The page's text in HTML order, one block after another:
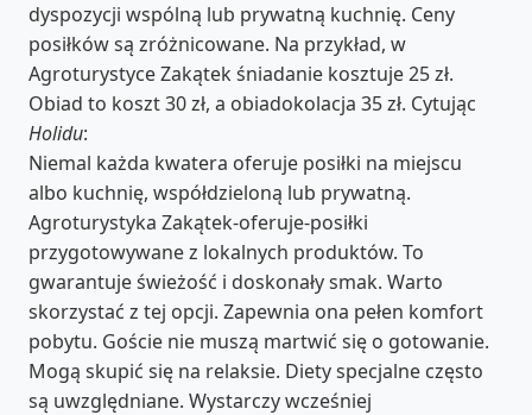
dyspozycji wspólną lub prywatną kuchnię. Ceny
posiłków są zróżnicowane. Na przykład, w
Agroturystyce Zakątek śniadanie kosztuje 25 zł.
Obiad to koszt 30 zł, a obiadokolacja 35 zł. Cytując
Holidu:
Niemal każda kwatera oferuje posiłki na miejscu
albo kuchnię, współdzieloną lub prywatną.
Agroturystyka Zakątek-oferuje-posiłki
przygotowywane z lokalnych produktów. To
gwarantuje świeżość i doskonały smak. Warto
skorzystać z tej opcji. Zapewnia ona pełen komfort
pobytu. Goście nie muszą martwić się o gotowanie.
Mogą skupić się na relaksie. Diety specjalne często
są uwzględniane. Wystarczy wcześniej